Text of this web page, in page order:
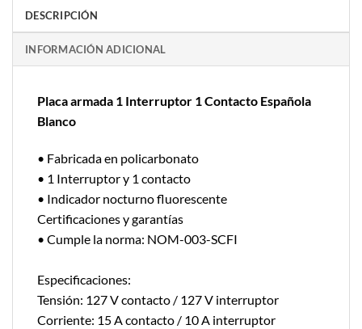
DESCRIPCIÓN
INFORMACIÓN ADICIONAL
Placa armada 1 Interruptor 1 Contacto Española
Blanco
• Fabricada en policarbonato
• 1 Interruptor y 1 contacto
• Indicador nocturno fluorescente
Certificaciones y garantías
• Cumple la norma: NOM-003-SCFI
Especificaciones:
Tensión: 127 V contacto / 127 V interruptor
Corriente: 15 A contacto / 10 A interruptor